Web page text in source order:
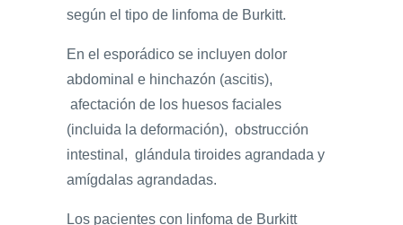
según el tipo de linfoma de Burkitt.
En el esporádico se incluyen dolor
abdominal e hinchazón (ascitis),
afectación de los huesos faciales
(incluida la deformación), obstrucción
intestinal, glándula tiroides agrandada y
amígdalas agrandadas.
Los pacientes con linfoma de Burkitt